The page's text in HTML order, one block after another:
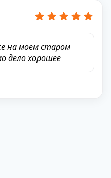
на моем старом
дело хорошее